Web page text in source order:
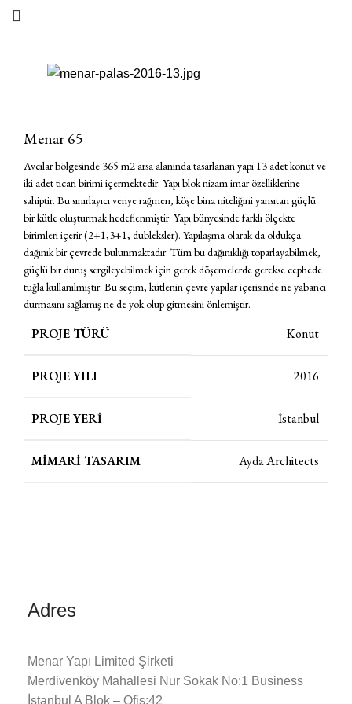
Menar 65
Avcılar bölgesinde 365 m2 arsa alanında tasarlanan yapı 13 adet konut ve
iki adet ticari birimi içermektedir. Yapı blok nizam imar özelliklerine
sahiptir. Bu sınırlayıcı veriye rağmen, köşe bina niteliğini yansıtan güçlü
bir kütle oluşturmak hedeflenmiştir. Yapı bünyesinde farklı ölçekte
birimleri içerir (2+1,3+1, dubleksler). Yapılaşma olarak da oldukça
dağınık bir çevrede bulunmaktadır. Tüm bu dağınıklığı toparlayabilmek,
güçlü bir duruş sergileyebilmek için gerek döşemelerde gerekse cephede
tuğla kullanılmıştır. Bu seçim, kütlenin çevre yapılar içerisinde ne yabancı
durmasını sağlamış ne de yok olup gitmesini önlemiştir.
PROJE TÜRÜ Konut
PROJE YILI 2016
PROJE YERI İstanbul
MIMARI TASARIM Ayda Architects
Adres
Menar Yapı Limited Şirketi
Merdivenköy Mahallesi Nur Sokak No:1 Business
İstanbul A Blok – Ofis:42